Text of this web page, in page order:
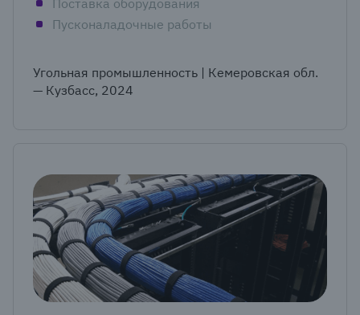
Поставка оборудования
Пусконаладочные работы
Угольная промышленность | Кемеровская обл.
— Кузбасс, 2024